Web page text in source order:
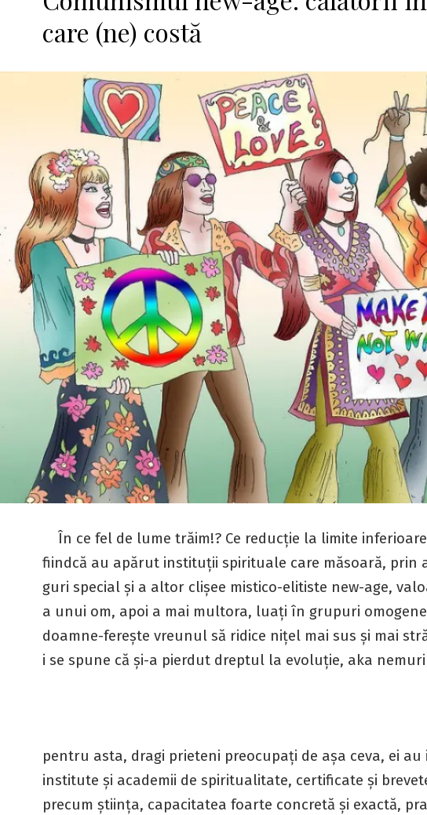
care (ne) costă
În ce fel de lume trăim!? Ce reducție la limite
fiindcă au apărut instituții spirituale care măsoară, prin
guri special și a altor clișee mistico-elitiste new-age,
a unui om, apoi a mai multora, luați în grupuri
doamne-ferește vreunul să ridice nițel mai sus și mai
i se spune că și-a pierdut dreptul la evoluție, aka
pentru asta, dragi prieteni preocupați de așa ceva, ei
institute și academii de spiritualitate, certificate și
precum știința, capacitatea foarte concretă și exactă,